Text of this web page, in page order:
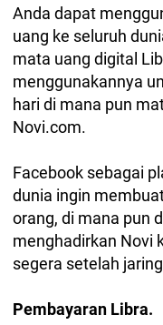
Anda dapat
uang ke seluruh
mata uang digital
menggunakannya
hari di mana pun
Novi.com.
Facebook sebagai
dunia ingin
orang, di mana pun
menghadirkan Novi
segera setelah
Pembayaran Libra.